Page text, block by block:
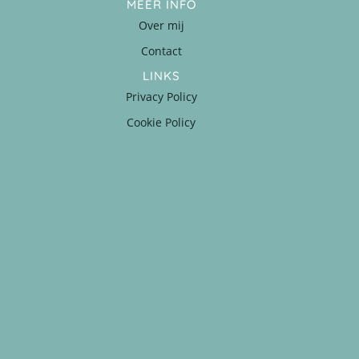
MEER INFO
Over mij
Contact
LINKS
Privacy Policy
Cookie Policy